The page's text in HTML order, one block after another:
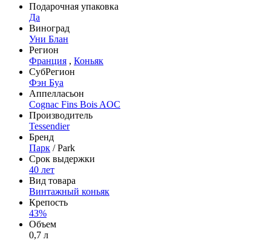
Подарочная упаковка
Да
Виноград
Уни Блан
Регион
Франция , Коньяк
СубРегион
Фэн Буа
Аппелласьон
Cognac Fins Bois AOC
Производитель
Tessendier
Бренд
Парк / Park
Срок выдержки
40 лет
Вид товара
Винтажный коньяк
Крепость
43%
Объем
0,7 л